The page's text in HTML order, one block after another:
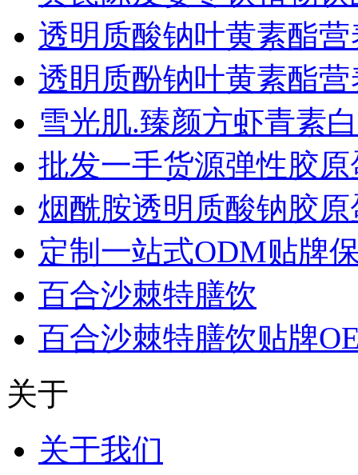
透明质酸钠叶黄素酯
透眀质酚钠叶黄素酯
雪光肌.臻颜方虾青素
批发一手货源弹性胶
烟酰胺透明质酸钠胶
定制一站式ODM贴牌
百合沙棘特膳饮
百合沙棘特膳饮贴牌
关于
关于我们